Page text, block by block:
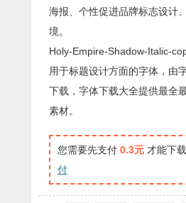
海报、个性促进品牌标志设计
境。
Holy-Empire-Shadow-Italic-
用于标题设计方面的字体，由
下载，字体下载大全提供最全
素材。
您需要先支付 0.3元 才能下
付